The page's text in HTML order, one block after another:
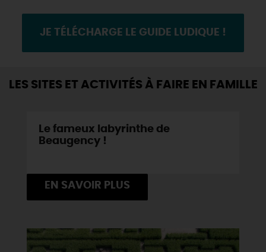
Une saison de festivals 🎉
Rendez-vous de la nature en 2026
Des sorties en famille dans le Loiret !
Où sortir ?
AUJOURD'HUI
JE TÉLÉCHARGE LE GUIDE LUDIQUE !
LES SITES ET ACTIVITÉS À FAIRE EN FAMILLE
Le fameux labyrinthe de
Beaugency !
EN SAVOIR PLUS